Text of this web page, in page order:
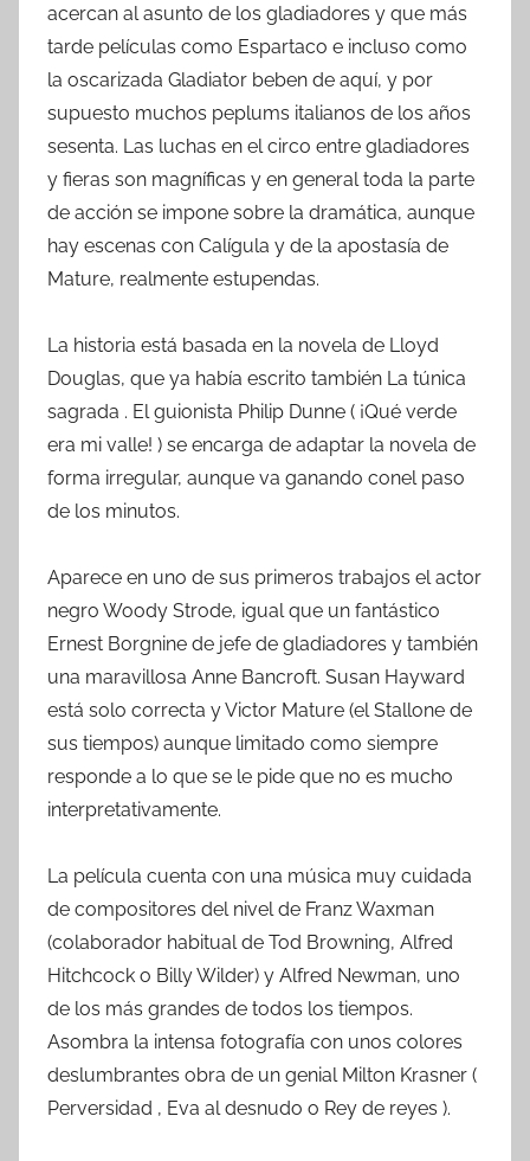
acercan al asunto de los gladiadores y que más
tarde películas como Espartaco e incluso como
la oscarizada Gladiator beben de aquí, y por
supuesto muchos peplums italianos de los años
sesenta. Las luchas en el circo entre gladiadores
y fieras son magníficas y en general toda la parte
de acción se impone sobre la dramática, aunque
hay escenas con Calígula y de la apostasía de
Mature, realmente estupendas.
La historia está basada en la novela de Lloyd
Douglas, que ya había escrito también La túnica
sagrada . El guionista Philip Dunne ( ¡Qué verde
era mi valle! ) se encarga de adaptar la novela de
forma irregular, aunque va ganando conel paso
de los minutos.
Aparece en uno de sus primeros trabajos el actor
negro Woody Strode, igual que un fantástico
Ernest Borgnine de jefe de gladiadores y también
una maravillosa Anne Bancroft. Susan Hayward
está solo correcta y Victor Mature (el Stallone de
sus tiempos) aunque limitado como siempre
responde a lo que se le pide que no es mucho
interpretativamente.
La película cuenta con una música muy cuidada
de compositores del nivel de Franz Waxman
(colaborador habitual de Tod Browning, Alfred
Hitchcock o Billy Wilder) y Alfred Newman, uno
de los más grandes de todos los tiempos.
Asombra la intensa fotografía con unos colores
deslumbrantes obra de un genial Milton Krasner (
Perversidad , Eva al desnudo o Rey de reyes ).